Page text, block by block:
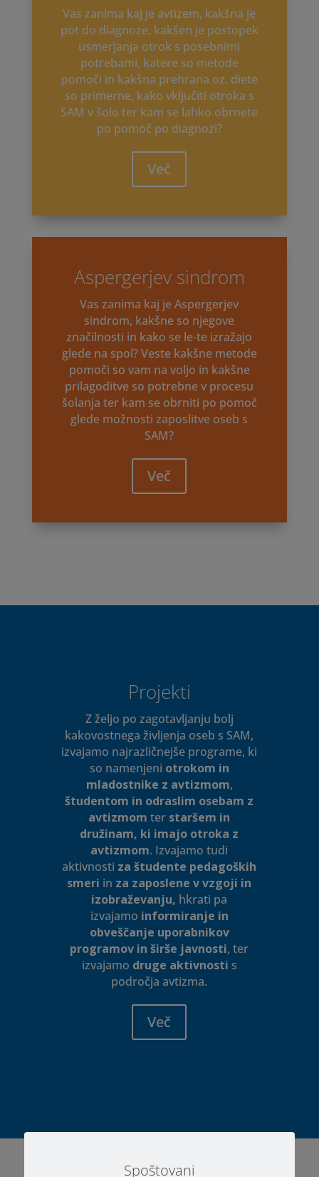
Vas zanima kaj je avtizem, kakšna je
pot do diagnoze, kakšen je postopek
usmerjanja otrok s posebnimi
potrebami, katere so metode
pomoči in kakšna prehrana oz. diete
so primerne, kako vključiti otroka s
SAM v šolo ter kam se lahko obrnete
po pomoč po diagnozi?
Več
Aspergerjev sindrom
Vas zanima kaj je Aspergerjev
sindrom, kakšne so njegove
značilnosti in kako se le-te izražajo
glede na spol? Veste kakšne metode
pomoči so vam na voljo in kakšne
prilagoditve so potrebne v procesu
šolanja ter kam se obrniti po pomoč
glede možnosti zaposlitve oseb s
SAM?
Več
Projekti
Z željo po zagotavljanju bolj
kakovostnega življenja oseb s SAM,
izvajamo najrazličnejše programe, ki
so namenjeni otrokom in
mladostnike z avtizmom,
študentom in odraslim osebam z
avtizmomter staršem in
družinam, ki imajo otroka z
avtizmom. Izvajamo tudi
aktivnosti za študente pedagoških
smeri in za zaposlene v vzgoji in
izobraževanju, hkrati pa
izvajamo informiranje in
obveščanje uporabnikov
programov in širše javnosti, ter
izvajamo druge aktivnosti s
področja avtizma.
Več
Spoštovani